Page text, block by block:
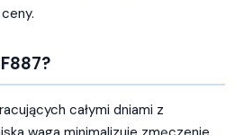
całymi dniami z